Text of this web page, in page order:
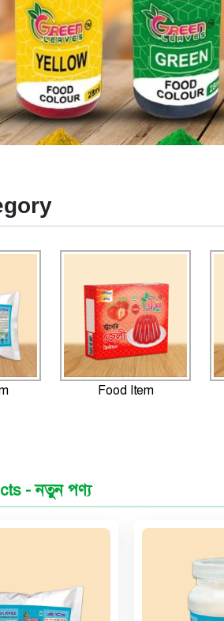
Food Item
- নতুন পণ্য